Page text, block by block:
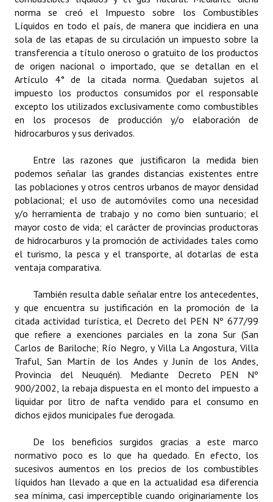
NORMATIVA
Comunicaciones
Declaraciones
Resoluciones
Resoluciones de Presidencia
INSTITUCIONAL
Antiguos Pobladores
Noticias Destacadas
Registros y Distinciones
Datos Históricos
Audiencias Públicas - Registro
Mujeres que Dejaron Huellas - Registro
Periodistas Decanos - Registro
Ciudadano Ilustre - Registro
Banca del Vecino - Registro
Huéspedes de Honor - Registro
Antiguos Pobladores - Registro
Reconocimientos - Registro
norma se creó el Impuesto sobre los Combustibles
Líquidos en todo el país, de manera que incidiera en una
sola de las etapas de su circulación un impuesto sobre la
transferencia a título oneroso o gratuito de los productos
de origen nacional o importado, que se detallan en el
Artículo 4° de la citada norma. Quedaban sujetos al
impuesto los productos consumidos por el responsable
excepto los utilizados exclusivamente como combustibles
en los procesos de producción y/o elaboración de
hidrocarburos y sus derivados.
Entre las razones que justificaron la medida bien
podemos señalar las grandes distancias existentes entre
las poblaciones y otros centros urbanos de mayor densidad
poblacional; el uso de automóviles como una necesidad
y/o herramienta de trabajo y no como bien suntuario; el
mayor costo de vida; el carácter de provincias productoras
de hidrocarburos y la promoción de actividades tales como
el turismo, la pesca y el transporte, al dotarlas de esta
ventaja comparativa.
También resulta dable señalar entre los antecedentes,
y que encuentra su justificación en la promoción de la
citada actividad turística, el Decreto del PEN Nº 677/99
que refiere a exenciones parciales en la zona Sur (San
Carlos de Bariloche; Río Negro, y Villa La Angostura, Villa
Traful, San Martín de los Andes y Junín de los Andes,
Provincia del Neuquén). Mediante Decreto PEN Nº
900/2002, la rebaja dispuesta en el monto del impuesto a
liquidar por litro de nafta vendido para el consumo en
dichos ejidos municipales fue derogada.
De los beneficios surgidos gracias a este marco
normativo poco es lo que ha quedado. En efecto, los
sucesivos aumentos en los precios de los combustibles
líquidos han llevado a que en la actualidad esa diferencia
sea mínima, casi imperceptible cuando originariamente los